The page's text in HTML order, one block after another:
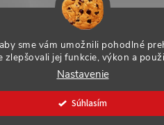
sme vám umožnili pohodlné
zlepšovali jej funkcie, výkon a
Nastavenie
Súhlasím